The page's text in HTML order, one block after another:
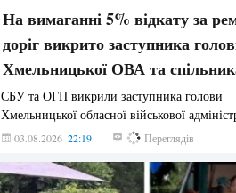
На вимаганні 5% відкату за
доріг викрито заступника
Хмельницької ОВА та
СБУ та ОГП викрили заступника голови
Хмельницької обласної військової
03.08.2026 22:19 848 Переглядів